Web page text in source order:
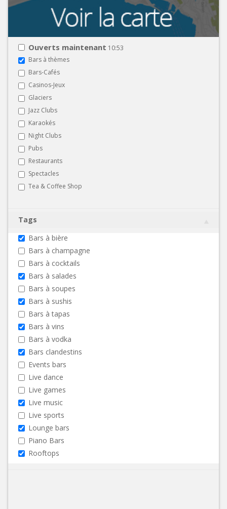
Ouverts maintenant 10:53
Bars à thèmes
Bars-Cafés
Casinos-Jeux
Glaciers
Jazz Clubs
Karaokés
Night Clubs
Pubs
Restaurants
Spectacles
Tea & Coffee Shop
Tags
Bars à bière
Bars à champagne
Bars à cocktails
Bars à salades
Bars à soupes
Bars à sushis
Bars à tapas
Bars à vins
Bars à vodka
Bars clandestins
Events bars
Live dance
Live games
Live music
Live sports
Lounge bars
Piano Bars
Rooftops